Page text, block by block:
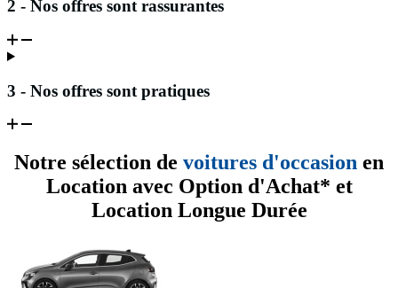
2 - Nos offres sont rassurantes
3 - Nos offres sont pratiques
Notre sélection de voitures d'occasion en
Location avec Option d'Achat* et
Location Longue Durée